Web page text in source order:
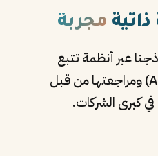
مجربة
عبر أنظمة تتبع
المتقدمين الآلية (ATS) ومراجعتها من قبل
كبرى الشركات.